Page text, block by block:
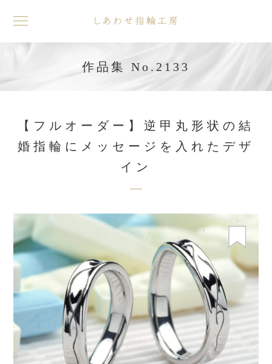
toggle
navigation
作品集 No.2133
【フルオーダー】逆甲丸形状の結
婚指輪にメッセージを入れたデザ
イン